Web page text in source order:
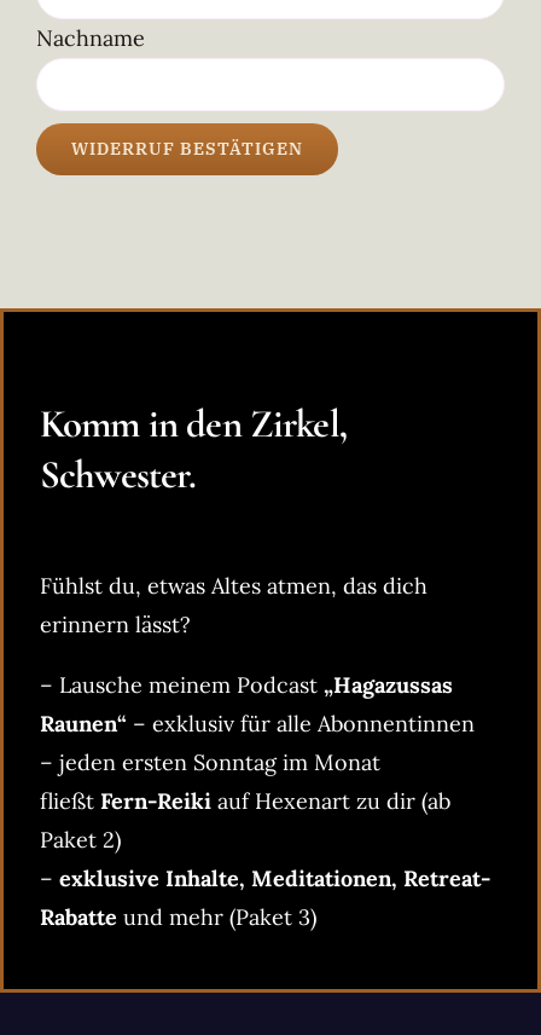
(wiederholen)*
Nachname
WIDERRUF BESTÄTIGEN
Komm in den Zirkel,
Schwester.
Fühlst du, etwas Altes atmen, das dich
erinnern lässt?
– Lausche meinem Podcast „Hagazussas
Raunen“ – exklusiv für alle Abonnentinnen
– jeden ersten Sonntag im Monat
fließt Fern-Reiki auf Hexenart zu dir (ab
Paket 2)
– exklusive Inhalte, Meditationen, Retreat-
Rabatte und mehr (Paket 3)